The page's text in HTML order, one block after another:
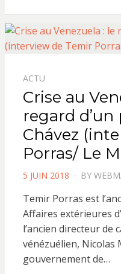
ACTU
Crise au
regard
Chávez
Porras/ Le
POSTED
5 JUIN 2018 BY
Temir Porras est
Affaires extérieures
l’ancien directeur de
vénézuélien, Nicolas
gouvernement de…